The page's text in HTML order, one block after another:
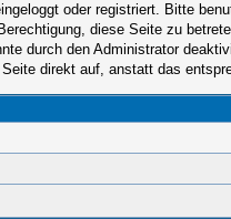
oder registriert. Bitte
diese Seite zu
durch den Administrator
direkt auf, anstatt das